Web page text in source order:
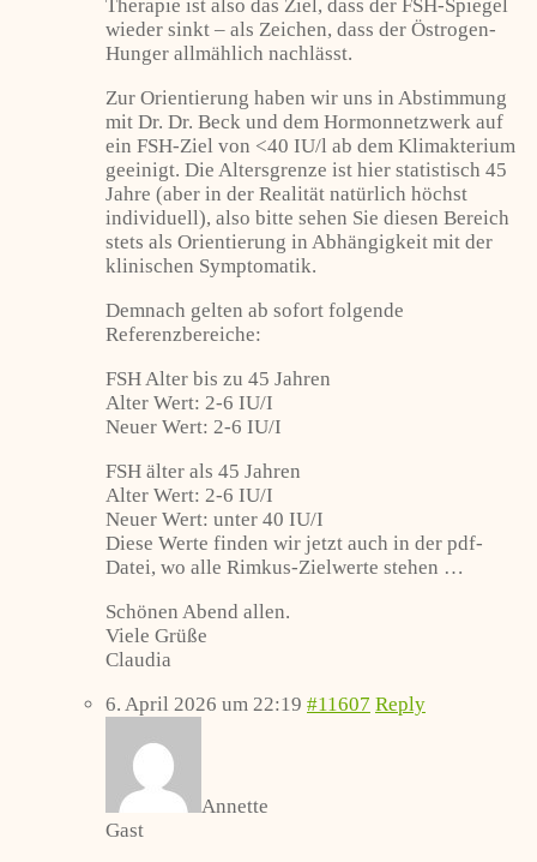
Therapie ist also das Ziel, dass der FSH-Spiegel
wieder sinkt – als Zeichen, dass der Östrogen-
Hunger allmählich nachlässt.
Zur Orientierung haben wir uns in Abstimmung
mit Dr. Dr. Beck und dem Hormonnetzwerk auf
ein FSH-Ziel von <40 IU/l ab dem Klimakterium
geeinigt. Die Altersgrenze ist hier statistisch 45
Jahre (aber in der Realität natürlich höchst
individuell), also bitte sehen Sie diesen Bereich
stets als Orientierung in Abhängigkeit mit der
klinischen Symptomatik.
Demnach gelten ab sofort folgende
Referenzbereiche:
FSH Alter bis zu 45 Jahren
Alter Wert: 2-6 IU/I
Neuer Wert: 2-6 IU/I
FSH älter als 45 Jahren
Alter Wert: 2-6 IU/I
Neuer Wert: unter 40 IU/I
Diese Werte finden wir jetzt auch in der pdf-
Datei, wo alle Rimkus-Zielwerte stehen …
Schönen Abend allen.
Viele Grüße
Claudia
6. April 2026 um 22:19 #11607 Reply
Annette
Gast